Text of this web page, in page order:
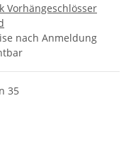
Vorhängeschlösser
nach Anmeldung
35